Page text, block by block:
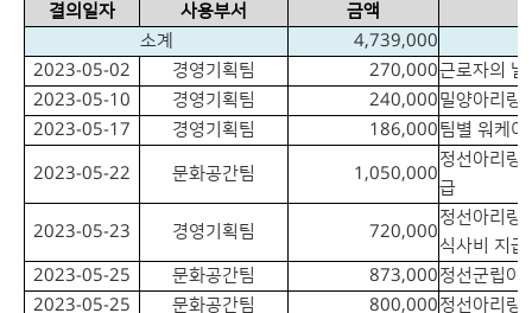
결의일자
사용부서
금액
소계
4,739,000
2023-05-02
경영기획팀 270,000근로자의
2023-05-10
경영기획팀 240,000밀양아리랑
2023-05-17
경영기획팀 186,000팀별 워케
2023-05-22 문화공간팀 1,050,000
정선아리랑
급
2023-05-23 경영기획팀 720,000
정선아리랑
식사비 지급
2023-05-25
문화공간팀 873,000정선군립아
2023-05-25
문화공간팀 800,000정선아리랑